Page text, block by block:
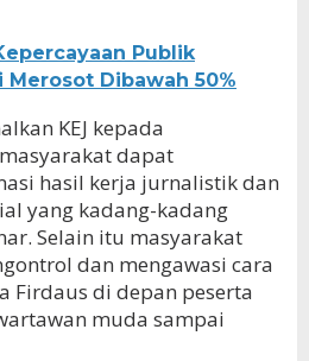
Publik
Dibawah 50%
KEJ kepada
dapat
hasil kerja jurnalistik dan
yang kadang-kadang
Selain itu masyarakat
dan mengawasi cara
Firdaus di depan peserta
muda sampai